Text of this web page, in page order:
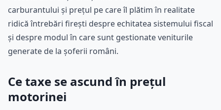
carburantului și prețul pe care îl plătim în realitate
ridică întrebări firești despre echitatea sistemului fiscal
și despre modul în care sunt gestionate veniturile
generate de la șoferii români.
Ce taxe se ascund în prețul
motorinei